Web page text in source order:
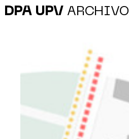
DPA UPV ARCHIVO